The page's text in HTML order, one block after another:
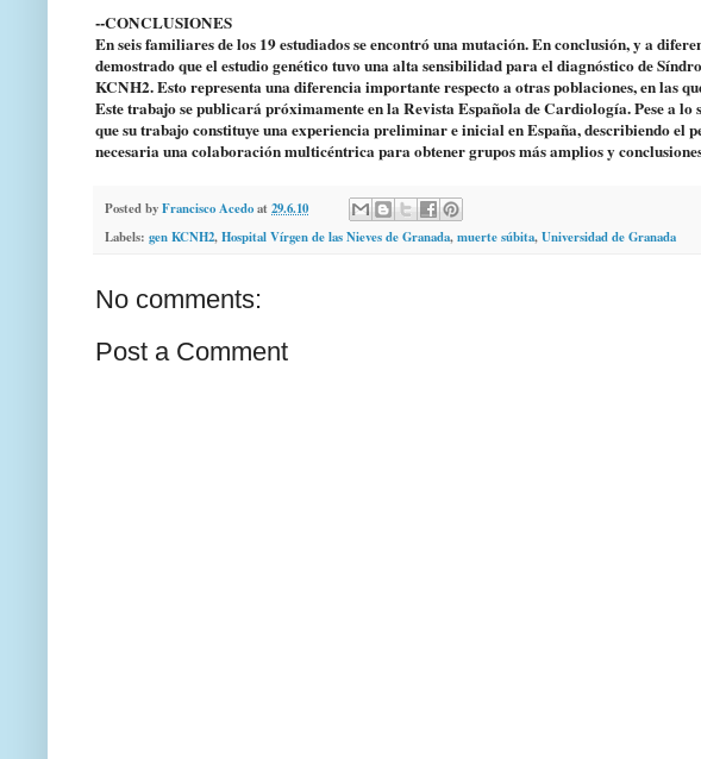
--CONCLUSIONES
En seis familiares de los 19 estudiados se encontró una mutación. En conclusión, y a
demostrado que el estudio genético tuvo una alta sensibilidad para el diagnóstico de
KCNH2. Esto representa una diferencia importante respecto a otras poblaciones, en las
Este trabajo se publicará próximamente en la Revista Española de Cardiología. Pese a
que su trabajo constituye una experiencia preliminar e inicial en España, describiendo el
necesaria una colaboración multicéntrica para obtener grupos más amplios y
Posted byFrancisco Acedoat 29.6.10
Labels: gen KCNH2,Hospital Vírgen de las Nieves de Granada,muerte súbita,Universidad de Granada
No comments:
Post a Comment